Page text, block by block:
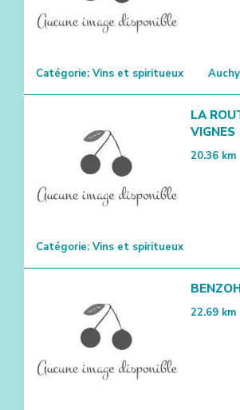
Catégorie: Vins et spiritueux
LA
VIGNES
20.36 km
Catégorie: Vins et spiritueux
22.69 km